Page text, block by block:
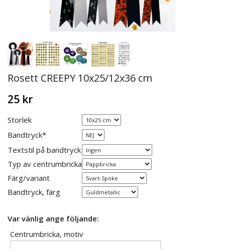
Rosett CREEPY 10x25/12x36 cm
25 kr
Storlek
Bandtryck*
Textstil på bandtryck
Typ av centrumbricka
Färg/variant
Bandtryck, färg
Var vänlig ange följande:
Centrumbricka, motiv